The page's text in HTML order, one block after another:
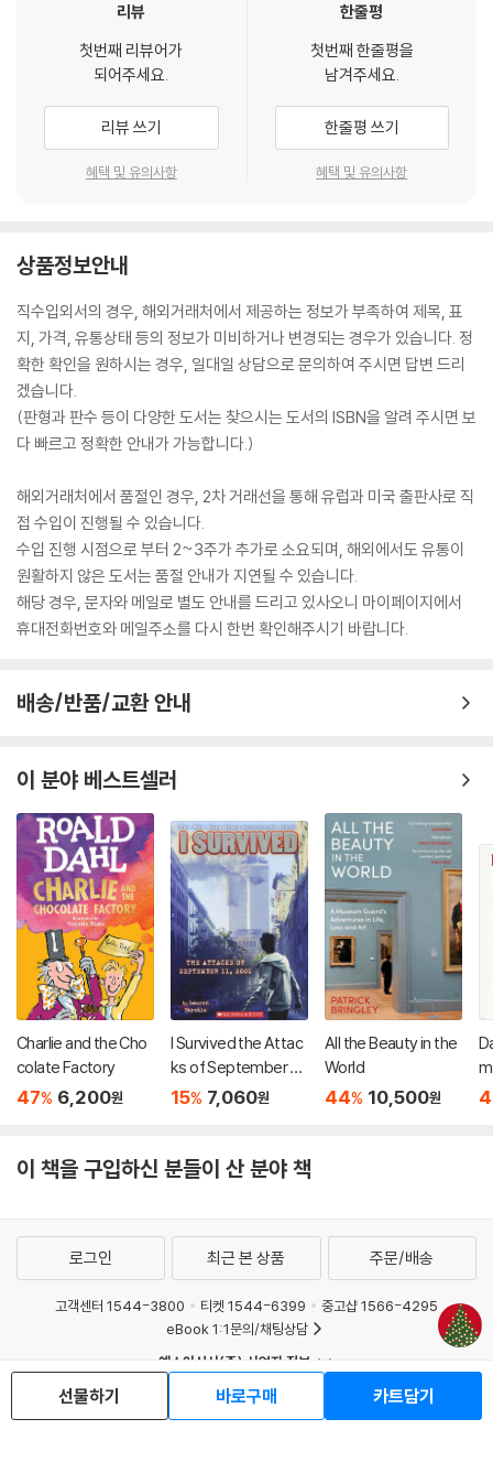
리뷰
첫번째 리뷰어가
되어주세요.
리뷰 쓰기
혜택 및 유의사항
한줄평
첫번째 한줄평을
남겨주세요.
한줄평 쓰기
혜택 및 유의사항
상품정보안내
직수입외서의 경우, 해외거래처에서 제공하는 정보가 부족하여 제목, 표
지, 가격, 유통상태 등의 정보가 미비하거나 변경되는 경우가 있습니다. 정
확한 확인을 원하시는 경우, 일대일 상담으로 문의하여 주시면 답변 드리
겠습니다.
(판형과 판수 등이 다양한 도서는 찾으시는 도서의 ISBN을 알려 주시면 보
다 빠르고 정확한 안내가 가능합니다.)
해외거래처에서 품절인 경우, 2차 거래선을 통해 유럽과 미국 출판사로 직
접 수입이 진행될 수 있습니다.
수입 진행 시점으로 부터 2~3주가 추가로 소요되며, 해외에서도 유통이
원활하지 않은 도서는 품절 안내가 지연될 수 있습니다.
해당 경우, 문자와 메일로 별도 안내를 드리고 있사오니 마이페이지에서
휴대전화번호와 메일주소를 다시 한번 확인해주시기 바랍니다.
배송/반품/교환 안내
이 분야 베스트셀러
Charlie and the Cho
colate Factory
47% 6,200원
I Survived the Attac
ks of September 11t
h, 2001 (I Survived #
15% 7,060원
All the Beauty in the
World
44% 10,500원
이 책을 구입하신 분들이 산 분야 책
선물하기 바로구매 카트담기
로그인 최근 본 상품 주문/배송
고객센터 1544-3800 티켓 1544-6399
중고샵 1566-4295
eBook 1:1문의/채팅상담
예스이십사(주) 사업자 정보
이용약관
개인정보처리방침
청소년보호정책
PC버전
회사소개
거래처관계자께